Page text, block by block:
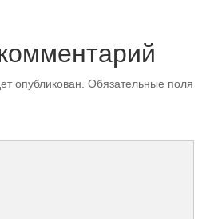
опубликован. Обязательные поля